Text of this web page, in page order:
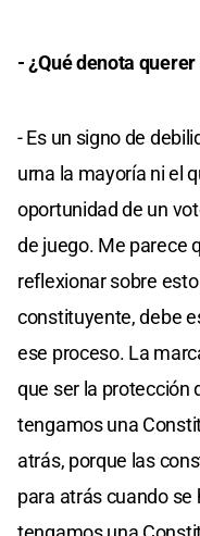
- ¿Qué denota
- Es un signo de
urna la mayoría ni el
oportunidad de un
de juego. Me parece
reflexionar sobre
constituyente, debe
ese proceso. La
que ser la protección
tengamos una
atrás, porque las
para atrás cuando se